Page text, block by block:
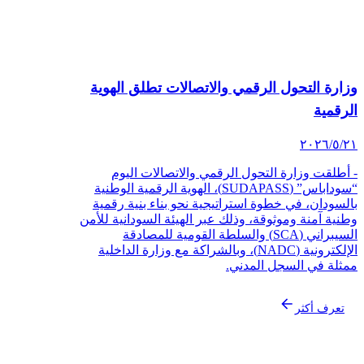
التحول الرقمي والاتصالات تطلق الهوية
وزارة التحول الرقمي والاتصالات اليوم
“سوداباس” (SUDAPASS)، الهوية الرقمية الوطنية
في خطوة استراتيجية نحو بناء بنية رقمية
آمنة وموثوقة، وذلك عبر الهيئة السودانية للأمن
السيبراني (SCA) والسلطة القومية للمصادقة
الإلكترونية (NADC)، وبالشراكة مع وزارة الداخلية
في السجل المدني.
تعرف أكثر